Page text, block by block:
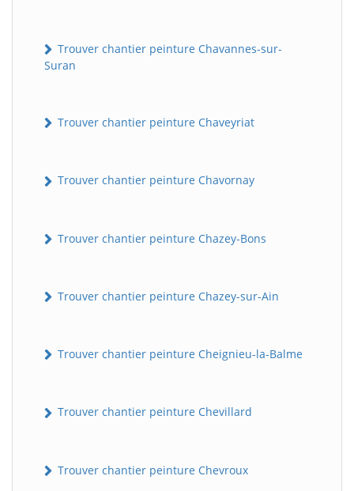
Trouver chantier peinture Chavannes-sur-
Suran
Trouver chantier peinture Chaveyriat
Trouver chantier peinture Chavornay
Trouver chantier peinture Chazey-Bons
Trouver chantier peinture Chazey-sur-Ain
Trouver chantier peinture Cheignieu-la-Balme
Trouver chantier peinture Chevillard
Trouver chantier peinture Chevroux